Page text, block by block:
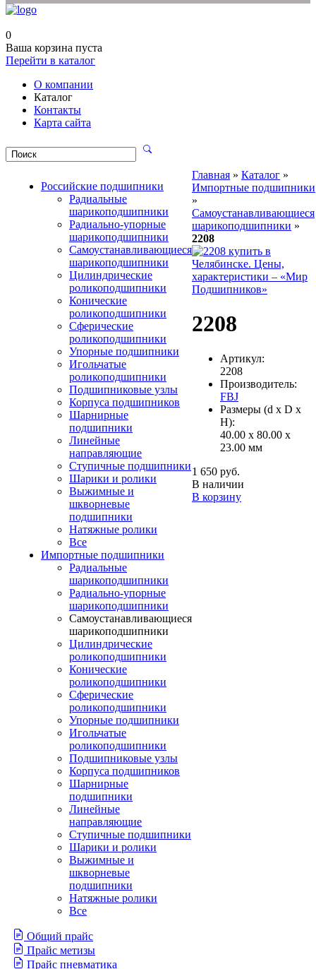
0
Ваша корзина пуста
Перейти в каталог
О компании
Каталог
Контакты
Карта сайта
Российские подшипники
Радиальные
шарикоподшипники
Радиально-упорные
шарикоподшипники
Самоустанавливающиеся
шарикоподшипники
Цилиндрические
роликоподшипники
Конические
роликоподшипники
Сферические
роликоподшипники
Упорные подшипники
Игольчатые
роликоподшипники
Подшипниковые узлы
Корпуса подшипников
Шарнирные
подшипники
Линейные
направляющие
Ступичные подшипники
Шарики и ролики
Выжимные и
шкворневые
подшипники
Натяжные ролики
Все
Импортные подшипники
Радиальные
шарикоподшипники
Радиально-упорные
шарикоподшипники
Самоустанавливающиеся
шарикоподшипники
Цилиндрические
роликоподшипники
Конические
роликоподшипники
Сферические
роликоподшипники
Упорные подшипники
Игольчатые
роликоподшипники
Подшипниковые узлы
Корпуса подшипников
Шарнирные
подшипники
Линейные
направляющие
Ступичные подшипники
Шарики и ролики
Выжимные и
шкворневые
подшипники
Натяжные ролики
Все
Общий прайс
Прайс метизы
Прайс пневматика
Главная » Каталог »
Импортные подшипники
»
Самоустанавливающиеся
шарикоподшипники »
2208
2208
Артикул:
2208
Производитель:
FBJ
Размеры (d x D x
H):
40.00 x 80.00 x
23.00 мм
1 650 руб.
В наличии
В корзину